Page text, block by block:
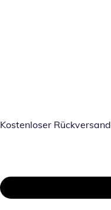
Kostenloser Rückversand